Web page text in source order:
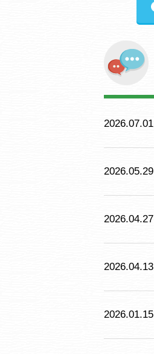
2026.07.01
2026.05.29
2026.04.27
2026.04.13
2026.01.15